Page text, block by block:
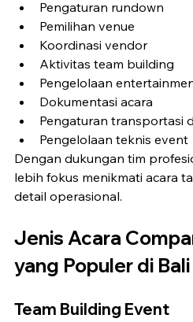
Pengaturan rundown
Pemilihan venue
Koordinasi vendor
Aktivitas team building
Pengelolaan
Dokumentasi acara
Pengaturan transportasi
Pengelolaan teknis event
Dengan dukungan tim
lebih fokus menikmati acara
detail operasional.
Jenis Acara
yang Populer di Bali
Team Building Event